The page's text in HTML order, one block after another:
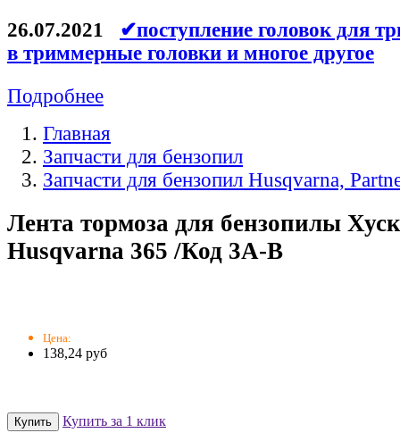
26.07.2021
✔поступление головок для
в триммерные головки и многое другое
Подробнее
Главная
Запчасти для бензопил
Запчасти для бензопил Husqvarna,
Лента тормоза для бензопилы
Husqvarna 365 /Код 3A-B
Цена:
138,24 руб
Купить за 1 клик